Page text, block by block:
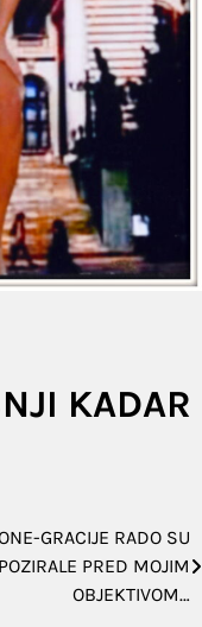
KADAR
GRACIJE RADO SU
POZIRALE PRED MOJIM
OBJEKTIVOM…